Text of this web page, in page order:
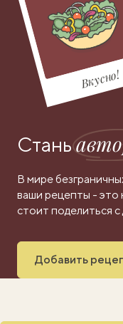
Вкусно!
Стань
В мире
ваши рецепты -
стоит поделиться с
Добавить